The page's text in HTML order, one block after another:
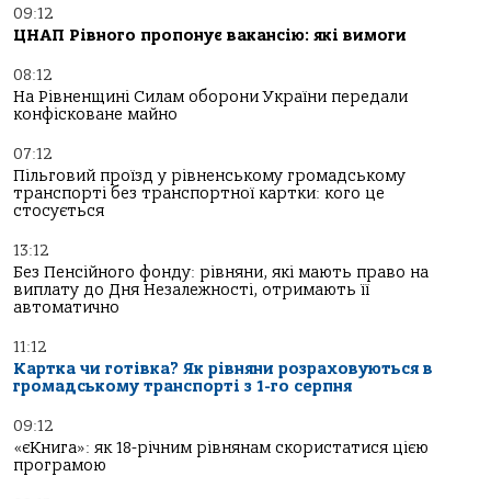
09:12
ЦНАП Рівного пропонує вакансію: які вимоги
08:12
На Рівненщині Силам оборони України передали
конфісковане майно
07:12
Пільговий проїзд у рівненському громадському
транспорті без транспортної картки: кого це
стосується
13:12
Без Пенсійного фонду: рівняни, які мають право на
виплату до Дня Незалежності, отримають її
автоматично
11:12
Картка чи готівка? Як рівняни розраховуються в
громадському транспорті з 1-го серпня
09:12
«єКнига»: як 18-річним рівнянам скористатися цією
програмою